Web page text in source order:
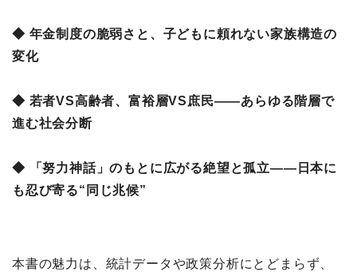
◆ 年金制度の脆弱さと、子どもに頼れない家族構造の
変化
◆ 若者VS高齢者、富裕層VS庶民――あらゆる階層で
進む社会分断
◆ 「努力神話」のもとに広がる絶望と孤立――日本に
も忍び寄る“同じ兆候”
本書の魅力は、統計データや政策分析にとどまらず、